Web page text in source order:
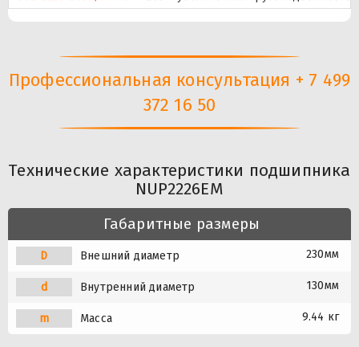
Профессиональная консультация + 7 499
372 16 50
Технические характеристики подшипника
NUP2226EM
Габаритные размеры
D Внешний диаметр 230мм
d Внутренний диаметр 130мм
m Масса 9.44 кг